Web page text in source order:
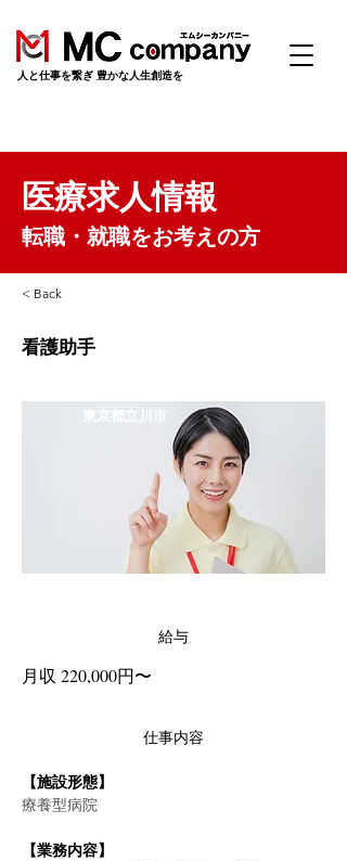
​人と仕事を繋ぎ 豊かな人生創造を
医療求人情報
転職・就職をお考えの方
< Back
看護助手
東京都立川市
給与
月収 220,000円〜
仕事内容
【施設形態】
療養型病院
【業務内容】